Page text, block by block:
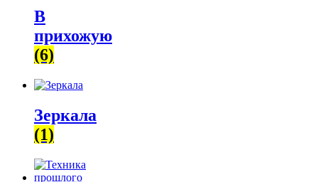
В
прихожую
(6)
Зеркала
(1)